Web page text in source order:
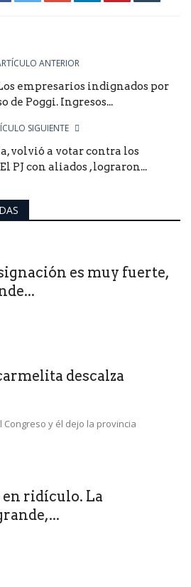
ANTERIOR
empresarios indignados por
de Poggi. Ingresos...
SIGUIENTE
volvió a votar contra los
PJ con aliados , lograron...
es muy fuerte,
descalza
Congreso y él dejo la provincia
ridículo. La